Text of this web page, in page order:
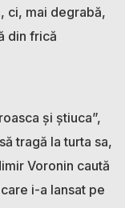
ci, mai degrabă,
din frică
și știuca”,
tragă la turta sa,
Voronin caută
i-a lansat pe